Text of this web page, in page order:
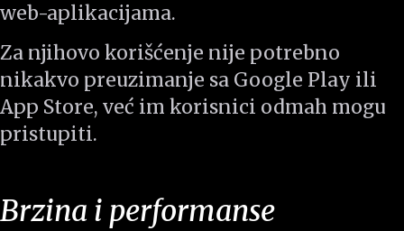
web-aplikacijama.
Za njihovo korišćenje nije potrebno
nikakvo preuzimanje sa Google Play ili
App Store, već im korisnici odmah mogu
pristupiti.
Brzina i performanse